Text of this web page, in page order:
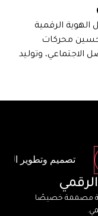
الرقمية
محركات
الاجتماعي، وتوليد
تصميم وتطوير